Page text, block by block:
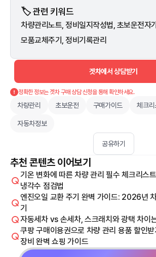
🏷️ 관련 키워드
차량관리노트, 정비일지작성법, 초보운전자
모품교체주기, 정비기록관리
겟차에서 상담받기
정확한 정보는 겟차 구매 상담 신청을 통해 확인하세요.
차량관리 초보운전 구매가이드 체크리
자동차정보
공유하기
추천 콘텐츠 이어보기
기온 변화에 따른 차량 관리 필수 체크리스
냉각수 점검법
엔진오일 교환 주기 완벽 가이드: 2026년
기
자동세차 vs 손세차, 스크래치와 광택 차이
쿠팡 구매이용권으로 차량 관리 용품 할인받
장비 완벽 쇼핑 가이드